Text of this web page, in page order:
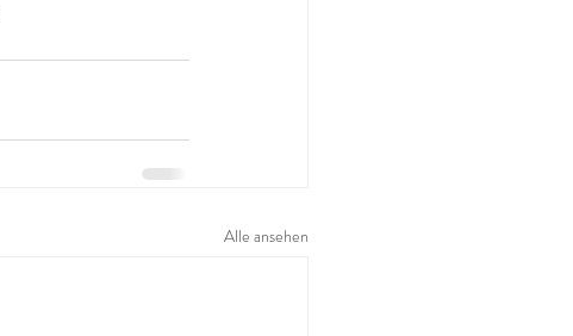
Alle ansehen